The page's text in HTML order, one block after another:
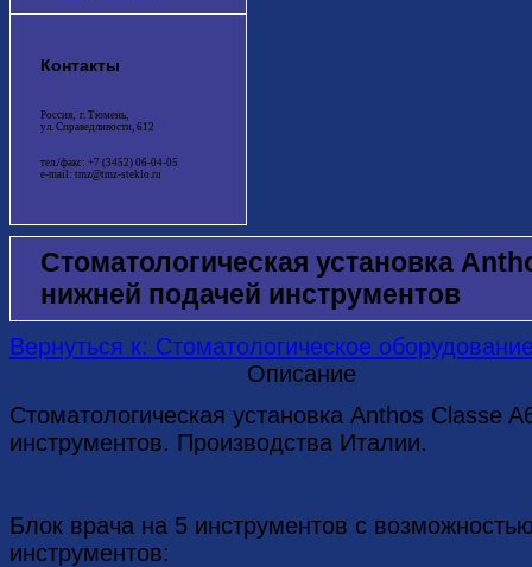
Контакты
Россия, г. Тюмень,
ул. Справедливости, 612
тел./факс: +7 (3452) 06-04-05
e-mail: tmz@tmz-steklo.ru
Стоматологическая установка
нижней подачей инструментов
Вернуться к: Стоматологическое
Описание
Стоматологическая установка Anthos Classe
инструментов. Производства Италии.
Блок врача на 5 инструментов c
инструментов: